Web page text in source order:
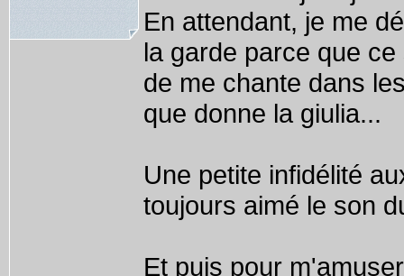
En attendant, je me
la garde parce que
de me chante dans
que donne la giulia...
Une petite infidélité
toujours aimé le son
Et puis pour